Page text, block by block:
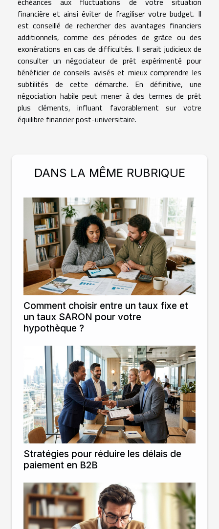
financière et ainsi éviter de fragiliser votre budget. Il
est conseillé de rechercher des avantages financiers
additionnels, comme des périodes de grâce ou des
exonérations en cas de difficultés. Il serait judicieux de
consulter un négociateur de prêt expérimenté pour
bénéficier de conseils avisés et mieux comprendre les
subtilités de cette démarche. En définitive, une
négociation habile peut mener à des termes de prêt
plus cléments, influant favorablement sur votre
équilibre financier post-universitaire.
DANS LA MÊME RUBRIQUE
Comment choisir entre un taux fixe et
un taux SARON pour votre
hypothèque ?
Stratégies pour réduire les délais de
paiement en B2B